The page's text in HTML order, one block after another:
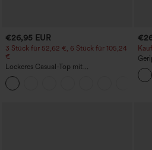
€26,95 EUR
3 Stück für 52,62 €, 6 Stück für 105,24
€
Lockeres Casual-Top mit
Rundhalsausschnitt und
Fledermausärmeln